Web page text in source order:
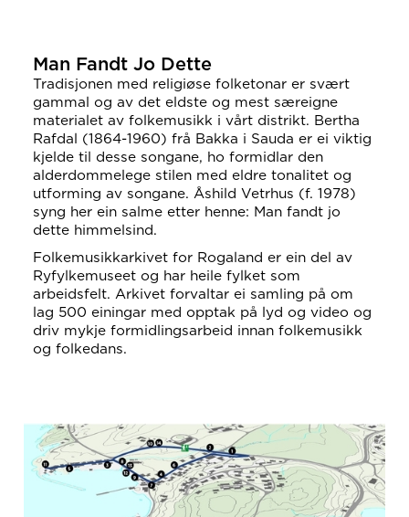
Man Fandt Jo Dette
Tradisjonen med religiøse folketonar er svært
gammal og av det eldste og mest særeigne
materialet av folkemusikk i vårt distrikt. Bertha
Rafdal (1864-1960) frå Bakka i Sauda er ei viktig
kjelde til desse songane, ho formidlar den
alderdommelege stilen med eldre tonalitet og
utforming av songane. Åshild Vetrhus (f. 1978)
syng her ein salme etter henne: Man fandt jo
dette himmelsind.
Folkemusikkarkivet for Rogaland er ein del av
Ryfylkemuseet og har heile fylket som
arbeidsfelt. Arkivet forvaltar ei samling på om
lag 500 einingar med opptak på lyd og video og
driv mykje formidlingsarbeid innan folkemusikk
og folkedans.